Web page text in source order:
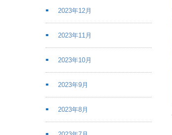
2023年12月
2023年11月
2023年10月
2023年9月
2023年8月